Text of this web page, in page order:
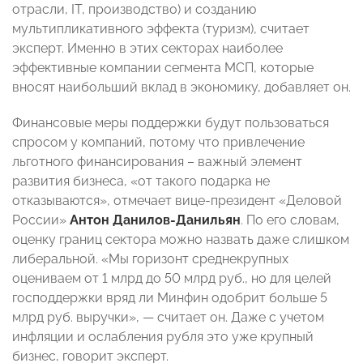
отрасли, IT, производство) и созданию
мультипликативного эффекта (туризм), считает
эксперт. Именно в этих секторах наиболее
эффективные компании сегмента МСП, которые
вносят наибольший вклад в экономику, добавляет он.
Финансовые меры поддержки будут пользоваться
спросом у компаний, потому что привлечение
льготного финансирования – важный элемент
развития бизнеса, «от такого подарка не
отказываются», отмечает вице-президент «Деловой
России» Антон Данилов-Данильян. По его словам,
оценку границ сектора можно назвать даже слишком
либеральной. «Мы горизонт среднекрупных
оцениваем от 1 млрд до 50 млрд руб., но для целей
господдержки вряд ли Минфин одобрит больше 5
млрд руб. выручки», — считает он. Даже с учетом
инфляции и ослабления рубля это уже крупный
бизнес, говорит эксперт.